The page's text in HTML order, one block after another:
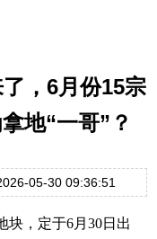
，6月份15宗
地“一哥”？
05-30 09:36:51
块，定于6月30日出